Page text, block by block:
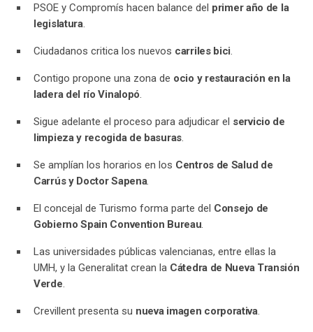
PSOE y Compromís hacen balance del primer año de la
legislatura.
Ciudadanos critica los nuevos carriles bici
Contigo propone una zona de ocio y restauración en la
ladera del río Vinalopó
Sigue adelante el proceso para adjudicar el servicio de
limpieza y recogida de basuras
Se amplían los horarios en los Centros de Salud de
Carrús y Doctor Sapena.
El concejal de Turismo forma parte del Consejo de
Gobierno Spain Convention Bureau
Las universidades públicas valencianas, entre ellas la
UMH, y la Generalitat crean la Cátedra de Nueva Transión
Verde
Crevillent presenta su nueva imagen corporativa.